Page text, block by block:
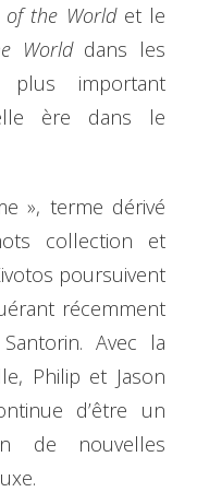
of the Worldet le
Worlddans les
plus important
ère dans le
», terme dérivé
collection et
poursuivent
récemment
Avec la
Philip et Jason
d’être un
de nouvelles